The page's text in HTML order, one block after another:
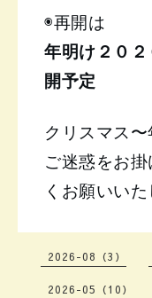
◉再開は
年明け２０
開予定
クリスマス
ご迷惑をお掛
くお願いい
2026-08（3）
2026-05（10）